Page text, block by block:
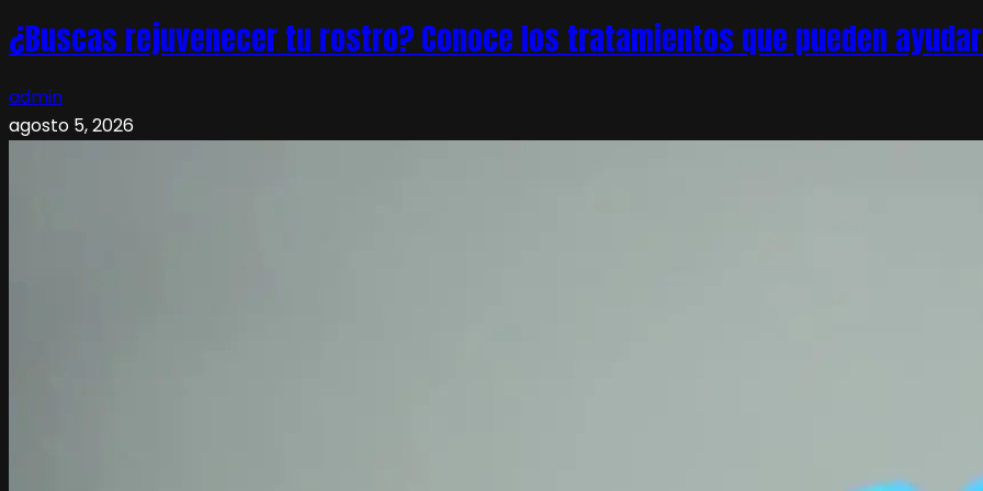
¿Buscas rejuvenecer tu rostro? Conoce los tratamientos que pueden
admin
agosto 5, 2026